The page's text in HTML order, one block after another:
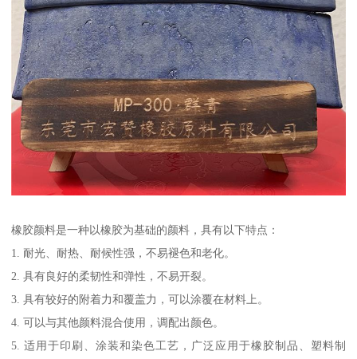
橡胶颜料是一种以橡胶为基础的颜料，具有以下特点：
1. 耐光、耐热、耐候性强，不易褪色和老化。
2. 具有良好的柔韧性和弹性，不易开裂。
3. 具有较好的附着力和覆盖力，可以涂覆在材料上。
4. 可以与其他颜料混合使用，调配出颜色。
5. 适用于印刷、涂装和染色工艺，广泛应用于橡胶制品、塑料制